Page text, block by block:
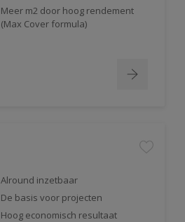
Meer m2 door hoog rendement
(Max Cover formula)
Alround inzetbaar
De basis voor projecten
Hoog economisch resultaat